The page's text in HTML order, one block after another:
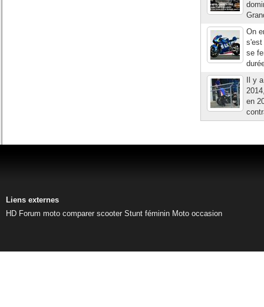
On
s'est
se
Il y
en
Liens externes
HD Forum moto comparer scooter Stunt féminin Moto occasion